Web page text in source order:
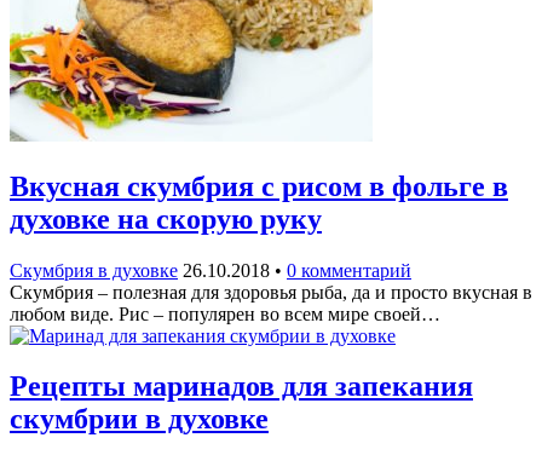
Вкусная скумбрия с рисом в фольге в
духовке на скорую руку
Скумбрия в духовке 26.10.2018 • 0 комментарий
Скумбрия – полезная для здоровья рыба, да и просто вкусная в
любом виде. Рис – популярен во всем мире своей…
Рецепты маринадов для запекания
скумбрии в духовке